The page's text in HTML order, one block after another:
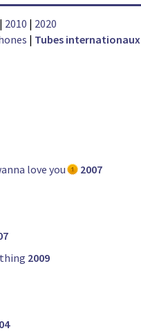
| 2010 | 2020
| Tubes internationaux
love you
2007
2009